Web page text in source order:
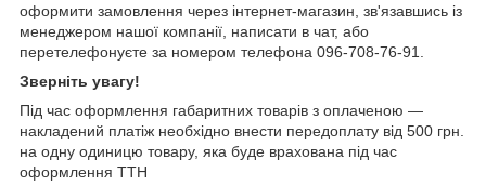
оформити замовлення через інтернет-магазин, зв'язавшись із
менеджером нашої компанії, написати в чат, або
перетелефонуєте за номером телефона 096-708-76-91.
Зверніть увагу!
Під час оформлення габаритних товарів з оплаченою —
накладений платіж необхідно внести передоплату від 500 грн.
на одну одиницю товару, яка буде врахована під час
оформлення ТТН